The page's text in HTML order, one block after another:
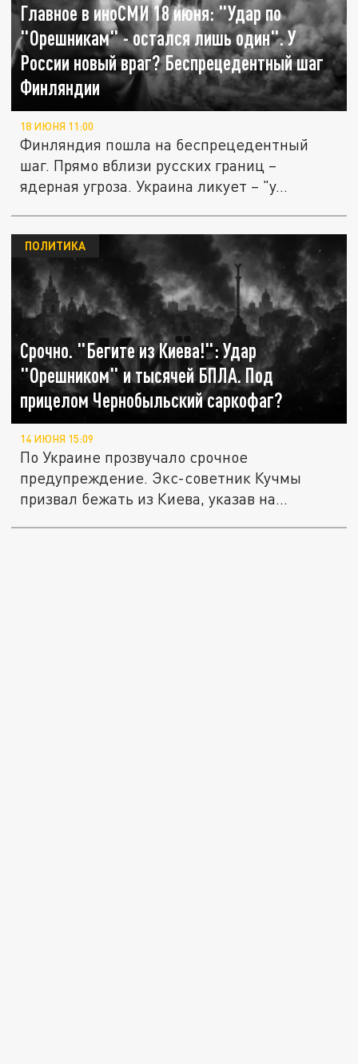
Главное в иноСМИ 18 июня: "Удар по
"Орешникам" - остался лишь один". У
России новый враг? Беспрецедентный шаг
Финляндии
18 ИЮНЯ 11:00
Финляндия пошла на беспрецедентный
шаг. Прямо вблизи русских границ –
ядерная угроза. Украина ликует – "у...
Срочно. "Бегите из Киева!": Удар
"Орешником" и тысячей БПЛА. Под
прицелом Чернобыльский саркофаг?
ПОЛИТИКА
14 ИЮНЯ 15:09
По Украине прозвучало срочное
предупреждение. Экс-советник Кучмы
призвал бежать из Киева, указав на